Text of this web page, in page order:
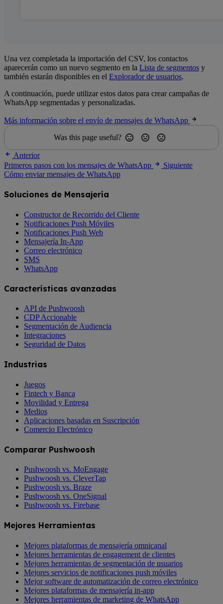
Una vez completada la importación del CSV, los contactos
aparecerán como un nuevo segmento en la Lista de segmentos y
también estarán disponibles en el Explorador de usuarios.
A continuación, puede utilizar estos datos para crear campañas de
WhatsApp segmentadas y personalizadas.
Más información sobre el envío de mensajes de WhatsApp
Was this page useful?
Anterior
Primeros pasos con los mensajes de WhatsApp
Siguiente
Cómo enviar mensajes de WhatsApp
Soluciones de Mensajería
Constructor de Recorrido del Cliente
Notificaciones Push Móviles
Notificaciones Push Web
Mensajería In-App
Correo electrónico
SMS
WhatsApp
Características avanzadas
API de Pushwoosh
CDP Accionable
Segmentación de Audiencia
Integraciones
Seguridad de Datos
Industrias
Juegos
Fintech y Banca
Movilidad y Entrega
Medios
Aplicaciones basadas en Suscripción
Comercio Electrónico
Comparar Pushwoosh
Pushwoosh vs. MoEngage
Pushwoosh vs. CleverTap
Pushwoosh vs. Braze
Pushwoosh vs. OneSignal
Pushwoosh vs. Firebase
Mejores Herramientas
Mejores plataformas de mensajería omnicanal
Mejores herramientas de engagement de clientes
Mejores herramientas de segmentación de usuarios
Mejores servicios de notificaciones push móviles
Mejor software de automatización de correo electrónico
Mejores plataformas de mensajería in-app
Mejores herramientas de marketing de WhatsApp